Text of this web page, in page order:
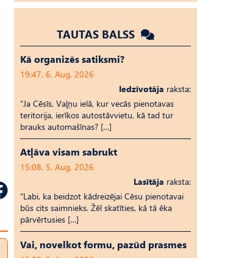
TAUTAS BALSS
Kā organizēs satiksmi?
19:47, 6. Aug, 2026
Iedzīvotāja raksta:
“Ja Cēsīs, Vaļņu ielā, kur vecās pienotavas
teritorija, ierīkos autostāvvietu, kā tad tur
brauks automašīnas? […]
Atļāva visam sabrukt
15:08, 5. Aug, 2026
Lasītāja raksta:
“Labi, ka beidzot kādreizējai Cēsu pienotavai
būs cits saimnieks. Žēl skatīties, kā tā ēka
pārvērtusies […]
Vai, novelkot formu, pazūd prasmes